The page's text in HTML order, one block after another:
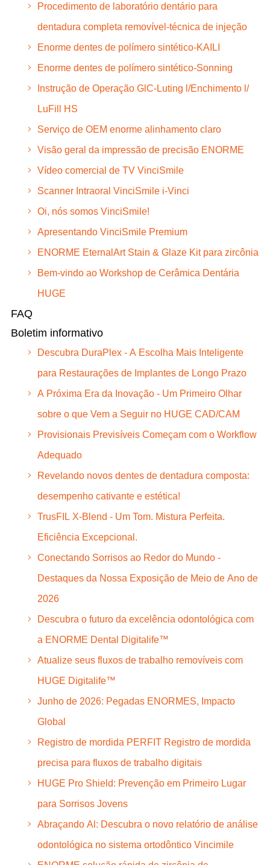
Procedimento de laboratório dentário para
dentadura completa removível-técnica de injeção
Enorme dentes de polímero sintético-KAILI
Enorme dentes de polímero sintético-Sonning
Instrução de Operação GlC-Luting l/Enchimento l/
LuFill HS
Serviço de OEM enorme alinhamento claro
Visão geral da impressão de precisão ENORME
Vídeo comercial de TV VinciSmile
Scanner Intraoral VinciSmile i-Vinci
Oi, nós somos VinciSmile!
Apresentando VinciSmile Premium
ENORME EternalArt Stain & Glaze Kit para zircônia
Bem-vindo ao Workshop de Cerâmica Dentária
HUGE
FAQ
Boletim informativo
Descubra DuraPlex - A Escolha Mais Inteligente
para Restaurações de Implantes de Longo Prazo
A Próxima Era da Inovação - Um Primeiro Olhar
sobre o que Vem a Seguir no HUGE CAD/CAM
Provisionais Previsíveis Começam com o Workflow
Adequado
Revelando novos dentes de dentadura composta:
desempenho cativante e estética!
TrusFIL X-Blend - Um Tom. Mistura Perfeita.
Eficiência Excepcional.
Conectando Sorrisos ao Redor do Mundo -
Destaques da Nossa Exposição de Meio de Ano de
2026
Descubra o futuro da excelência odontológica com
a ENORME Dental Digitalife™
Atualize seus fluxos de trabalho removíveis com
HUGE Digitalife™
Junho de 2026: Pegadas ENORMES, Impacto
Global
Registro de mordida PERFIT Registro de mordida
precisa para fluxos de trabalho digitais
HUGE Pro Shield: Prevenção em Primeiro Lugar
para Sorrisos Jovens
Abraçando Al: Descubra o novo relatório de análise
odontológica no sistema ortodôntico Vincimile